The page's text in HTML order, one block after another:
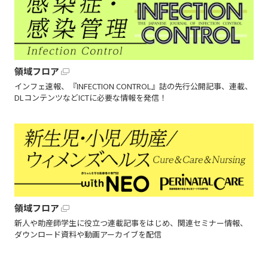
領域フロア
インフェ速報、『INFECTION CONTROL』誌の先行公開記事、連載、
DLコンテンツなどICTに必要な情報を発信！
領域フロア
新人や助産師学生に役立つ連載記事をはじめ、関連セミナー情報、
ダウンロード資料や動画アーカイブを配信